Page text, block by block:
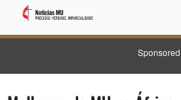
Sponsored